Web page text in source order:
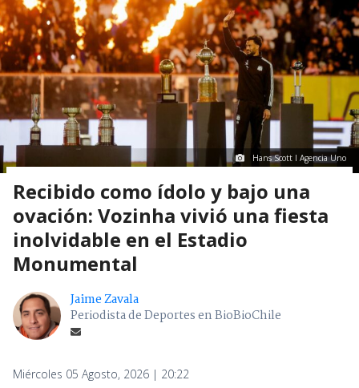
Hans Scott I Agencia Uno
Recibido como ídolo y bajo una
ovación: Vozinha vivió una fiesta
inolvidable en el Estadio
Monumental
Jaime Zavala
Periodista de Deportes en BioBioChile
Miércoles 05 Agosto, 2026 | 20:22